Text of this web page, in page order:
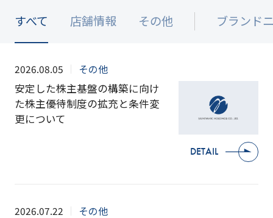
すべて 店舗情報 その他 ブランド
2026.08.05 その他
安定した株主基盤の構築に向け
た株主優待制度の拡充と条件変
更について
DETAIL
2026.07.22 その他